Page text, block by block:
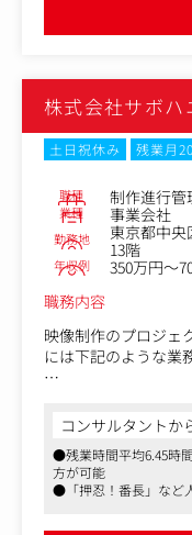
得率70～80％。成
を保てる組織風土で
株式会社サボハ
土日祝休み 残業月
職種 制作進行管
業種 事業会社
勤務地
東京都中央
13階
年収例
350万円～
職務内容
映像制作のプロジェ
には下記のような業
ぱちんこ・パチス
社の制作進行管理と
・映像制作のプロジ
的には下記のような
す。
コンサルタントか
●残業時間平均6.45時
方が可能
●「押忍！番長」など